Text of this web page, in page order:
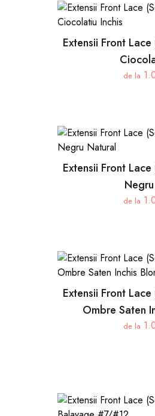
Extensii Front
de la
Extensii Front
de la
Extensii Front
Ombre Saten
de la